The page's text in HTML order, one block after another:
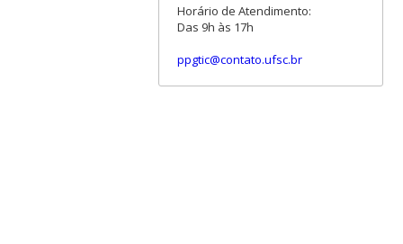
Horário de Atendimento:
Das 9h às 17h
ppgtic@contato.ufsc.br